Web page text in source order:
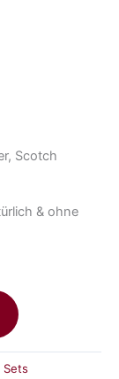
Scotch
& ohne
Sets